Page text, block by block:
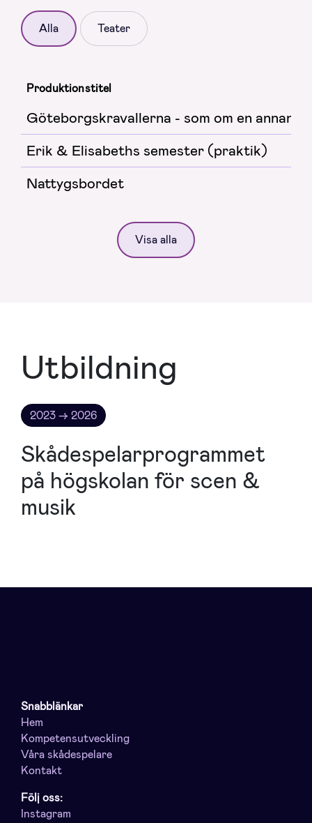
Alla Teater
Produktionstitel
Göteborgskravallerna - som om en annan
Erik & Elisabeths semester (praktik)
Nattygsbordet
Visa alla
Utbildning
2023 → 2026
Skådespelarprogrammet
på högskolan för scen &
musik
Snabblänkar
Hem
Kompetensutveckling
Våra skådespelare
Kontakt
Följ oss:
Instagram